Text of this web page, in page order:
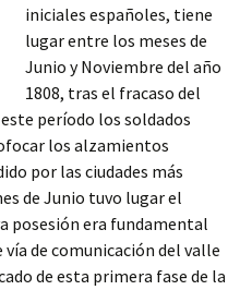
iniciales españoles, tiene
lugar entre los meses de
Junio y Noviembre del año
1808, tras el fracaso del
período los soldados
los alzamientos
por las ciudades más
de Junio tuvo lugar el
posesión era fundamental
de comunicación del valle
de esta primera fase de la